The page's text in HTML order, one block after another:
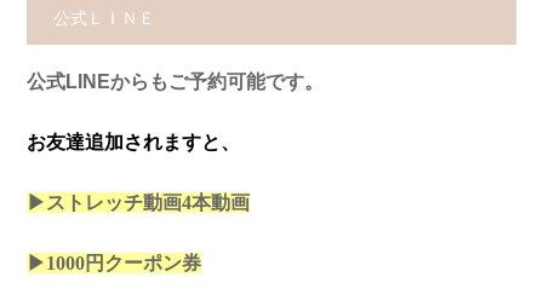
公式ＬＩＮＥ
公式LINEからもご予約可能です。
お友達追加されますと、
▶ストレッチ動画4本動画
▶1000円クーポン券